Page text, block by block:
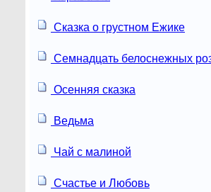
Сказка о грустном Ежике
Семнадцать белоснежных
Осенняя сказка
Ведьма
Чай с малиной
Счастье и Любовь